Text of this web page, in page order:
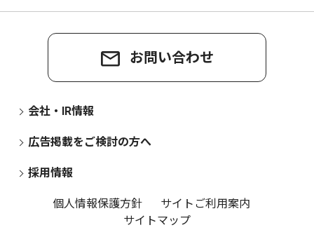
お問い合わせ
会社・IR情報
広告掲載をご検討の方へ
採用情報
個人情報保護方針
サイトご利用案内
サイトマップ